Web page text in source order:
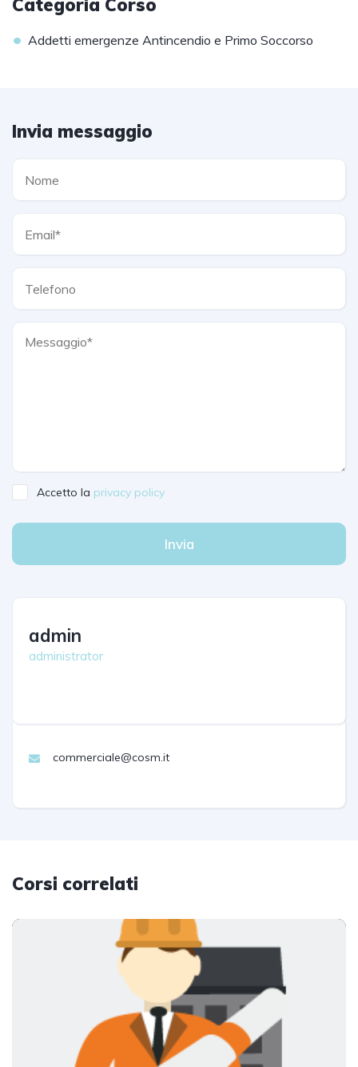
Categoria Corso
• Addetti emergenze Antincendio e Primo Soccorso
Invia messaggio
Accetto la privacy policy
Invia
admin
administrator
commerciale@cosm.it
Corsi correlati